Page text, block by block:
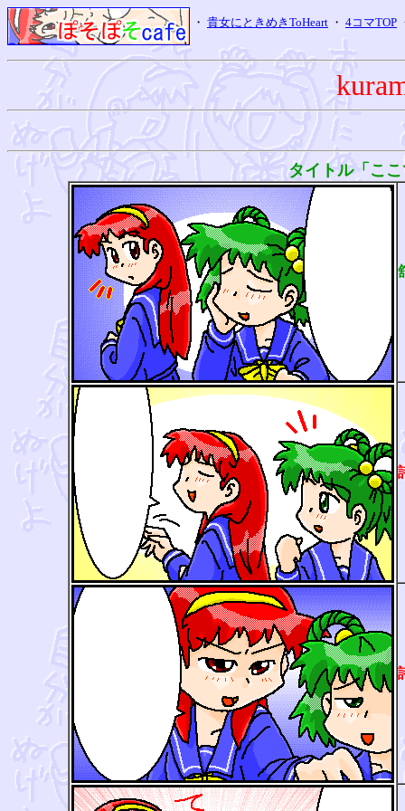
・ 貴女にときめきToHeart ・ 4コマTOP
タイトル「こ